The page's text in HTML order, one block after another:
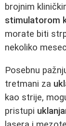
brojnim
stimulatorom
morate biti
nekoliko
Posebnu
tretmani za
kao strije,
pristupi